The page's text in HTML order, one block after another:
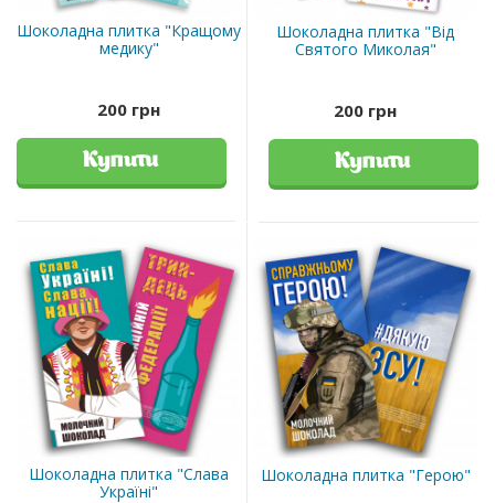
Шоколадна плитка "Кращому
медику"
200 грн
Купити
Шоколадна плитка "Від
Святого Миколая"
200 грн
Купити
Шоколадна плитка "Слава
Україні"
Шоколадна плитка "Герою"